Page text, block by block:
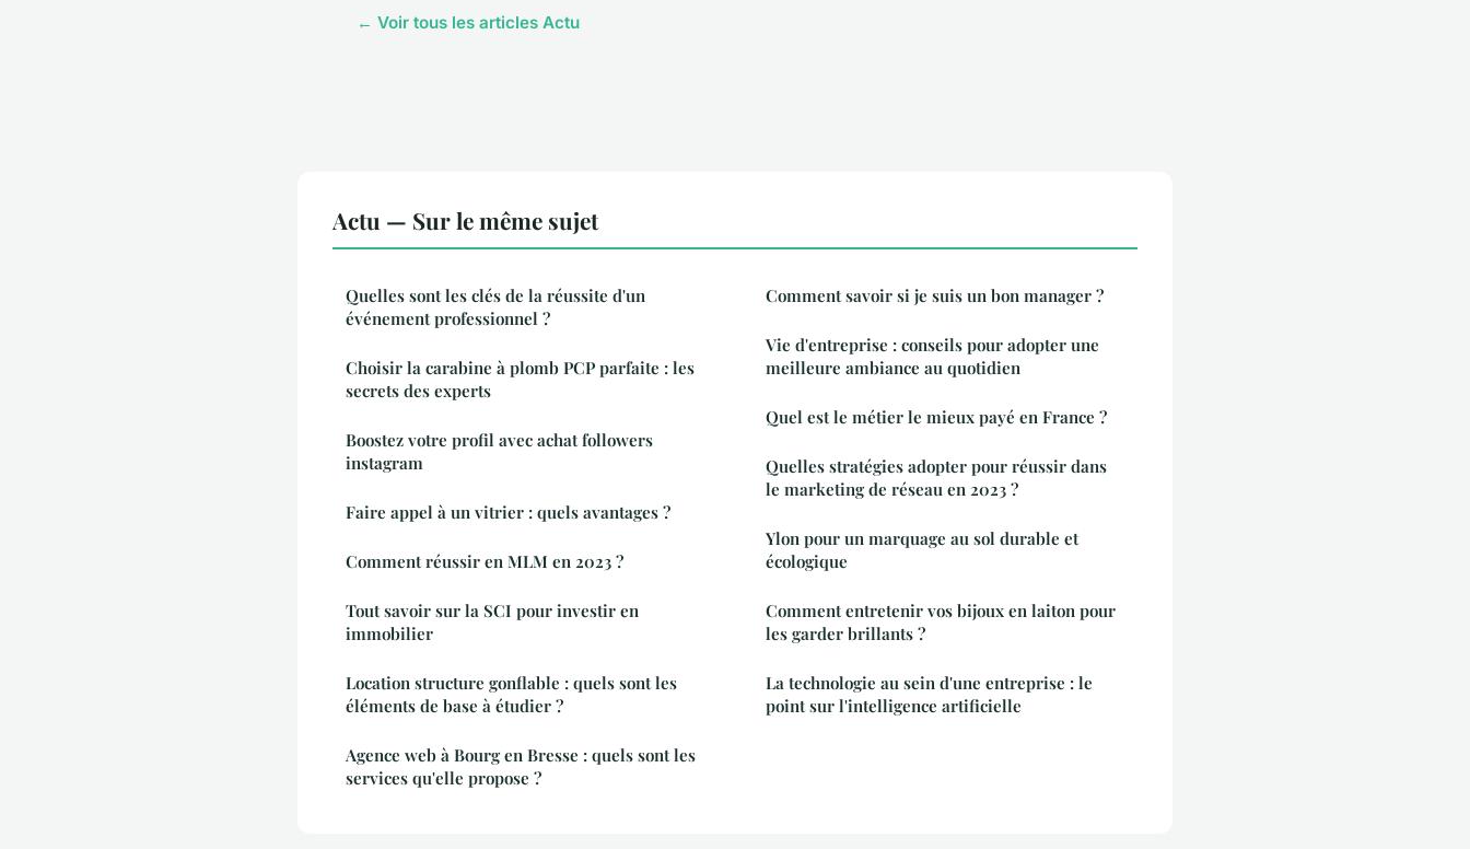
← Voir tous les articles Actu
Actu — Sur le même sujet
Quelles sont les clés de la réussite d'un
événement professionnel ?
Choisir la carabine à plomb PCP parfaite : les
secrets des experts
Boostez votre profil avec achat followers
instagram
Faire appel à un vitrier : quels avantages ?
Comment réussir en MLM en 2023 ?
Tout savoir sur la SCI pour investir en
immobilier
Location structure gonflable : quels sont les
éléments de base à étudier ?
Agence web à Bourg en Bresse : quels sont les
services qu'elle propose ?
Comment savoir si je suis un bon manager ?
Vie d'entreprise : conseils pour adopter une
meilleure ambiance au quotidien
Quel est le métier le mieux payé en France ?
Quelles stratégies adopter pour réussir dans
le marketing de réseau en 2023 ?
Ylon pour un marquage au sol durable et
écologique
Comment entretenir vos bijoux en laiton pour
les garder brillants ?
La technologie au sein d'une entreprise : le
point sur l'intelligence artificielle